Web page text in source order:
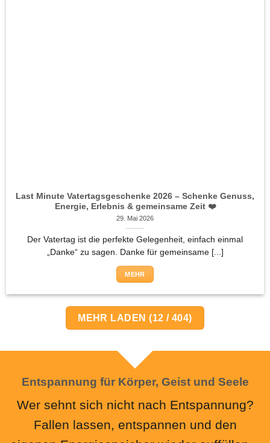
Last Minute Vatertagsgeschenke 2026 – Schenke Genuss,
Energie, Erlebnis & gemeinsame Zeit ❤️
29. Mai 2026
Der Vatertag ist die perfekte Gelegenheit, einfach einmal
„Danke“ zu sagen. Danke für gemeinsame [...]
MEHR
MEHR LADEN(12 / 404)
Entspannung für Körper, Geist und Seele
Wer sehnt sich nicht nach Entspannung?
Fallen lassen, entspannen und den